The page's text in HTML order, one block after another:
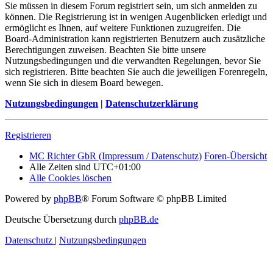
Sie müssen in diesem Forum registriert sein, um sich anmelden zu
können. Die Registrierung ist in wenigen Augenblicken erledigt und
ermöglicht es Ihnen, auf weitere Funktionen zuzugreifen. Die
Board-Administration kann registrierten Benutzern auch zusätzliche
Berechtigungen zuweisen. Beachten Sie bitte unsere
Nutzungsbedingungen und die verwandten Regelungen, bevor Sie
sich registrieren. Bitte beachten Sie auch die jeweiligen Forenregeln,
wenn Sie sich in diesem Board bewegen.
Nutzungsbedingungen | Datenschutzerklärung
Registrieren
MC Richter GbR (Impressum / Datenschutz) Foren-Übersicht
Alle Zeiten sind UTC+01:00
Alle Cookies löschen
Powered by phpBB® Forum Software © phpBB Limited
Deutsche Übersetzung durch phpBB.de
Datenschutz | Nutzungsbedingungen